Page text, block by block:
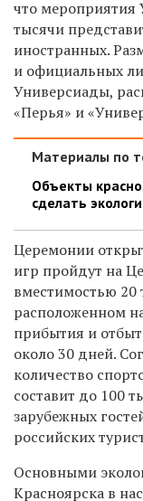
что мероприятия
тысячи
иностранных.
и официальных
Универсиады,
«Перья» и
Материалы по
Объекты
сделать
Церемонии
игр пройдут на
вместимостью 20
расположенном
прибытия и
около 30 дней.
количество
составит до 100
зарубежных
российских
Основными
Красноярска в